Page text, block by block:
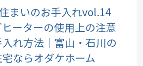
まいのお手入れvol.14
ーターの使用上の注意
れ方法｜富山・石川の
ならオダケホーム